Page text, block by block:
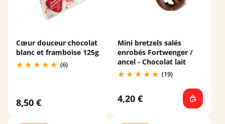
Cœur douceur chocolat
blanc et framboise 125g
(6)
8,50 €
Mini bretzels salés
enrobés Fortwenger /
ancel - Chocolat lait
(19)
4,20 €